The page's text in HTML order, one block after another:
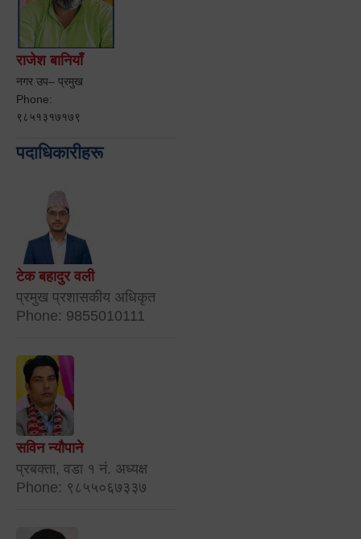
राजेश बानियाँ
नगर उप– प्रमुख
Phone:
९८५१३१७१७९
पदाधिकारीहरू
टेक बहादुर वली
प्रमुख प्रशासकीय अधिकृत
Phone: 9855010111
सविन न्यौपाने
प्रबक्ता, वडा १ नं. अध्यक्ष
Phone: ९८५५०६७३३७